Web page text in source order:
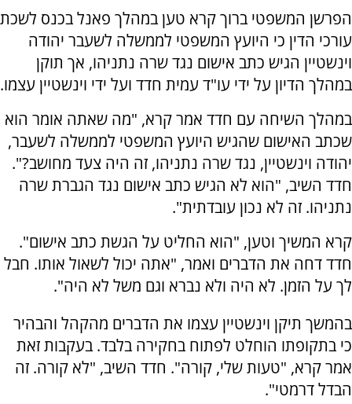
הפרשן המשפטי ברוך קרא טען במהלך פאנל בכנס לשכת
עורכי הדין כי היועץ המשפטי לממשלה לשעבר יהודה
וינשטיין הגיש כתב אישום נגד שרה נתניהו, אך תוקן
במהלך הדיון על ידי עו"ד עמית חדד ועל ידי וינשטיין עצמו.
במהלך השיחה עם חדד אמר קרא, "מה שאתה אומר הוא
שכתב האישום שהגיש היועץ המשפטי לממשלה לשעבר,
יהודה וינשטיין, נגד שרה נתניהו, זה היה צעד מחושב?".
חדד השיב, "הוא לא הגיש כתב אישום נגד הגברת שרה
נתניהו. זה לא נכון עובדתית".
קרא המשיך וטען, "הוא החליט על הגשת כתב אישום".
חדד דחה את הדברים ואמר, "אתה יכול לשאול אותו. חבל
לך על הזמן. לא היה ולא נברא וגם משל לא היה".
בהמשך תיקן וינשטיין עצמו את הדברים מהקהל והבהיר
כי בתקופתו הוחלט לפתוח בחקירה בלבד. בעקבות זאת
אמר קרא, "טעות שלי, קורה". חדד השיב, "לא קורה. זה
הבדל דרמטי".